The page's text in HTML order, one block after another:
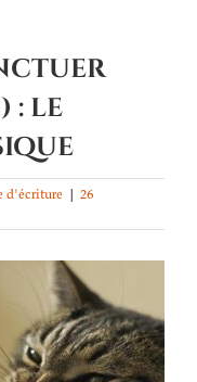
: le
d'écriture | 26